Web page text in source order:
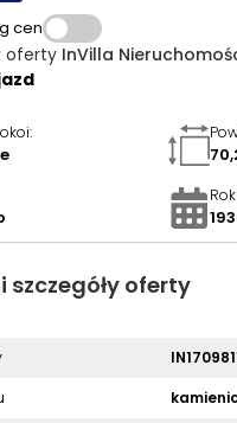
cen
oferty InVilla
:
szczegóły oferty